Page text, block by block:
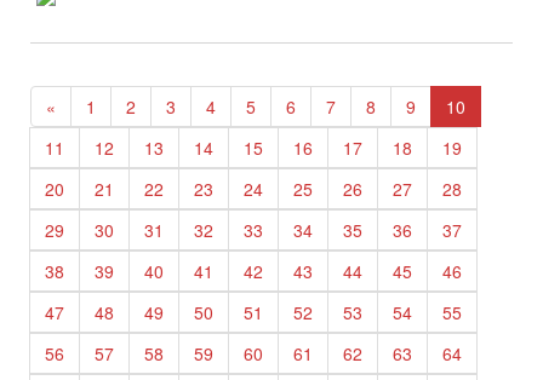
« 1 2 3 4 5 6 7 8 9
10
11
12 13 14 15 16 17 18
19
20
21 22 23 24 25 26 27
28
29
30 31 32 33 34 35 36
37
38
39 40 41 42 43 44 45
46
47
48 49 50 51 52 53 54
55
56
57 58 59 60 61 62 63
64